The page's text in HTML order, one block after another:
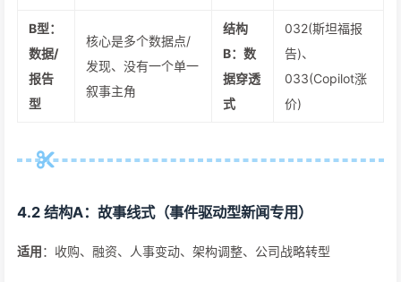
B型：
数据/
报告
型
核心是多个数据点/
发现、没有一个单一
叙事主角
结构
B：数
据穿透
式
032(斯坦福报
告)、
033(Copilot涨
价)
4.2 结构A：故事线式（事件驱动型新闻专用）
适用：收购、融资、人事变动、架构调整、公司战略转型